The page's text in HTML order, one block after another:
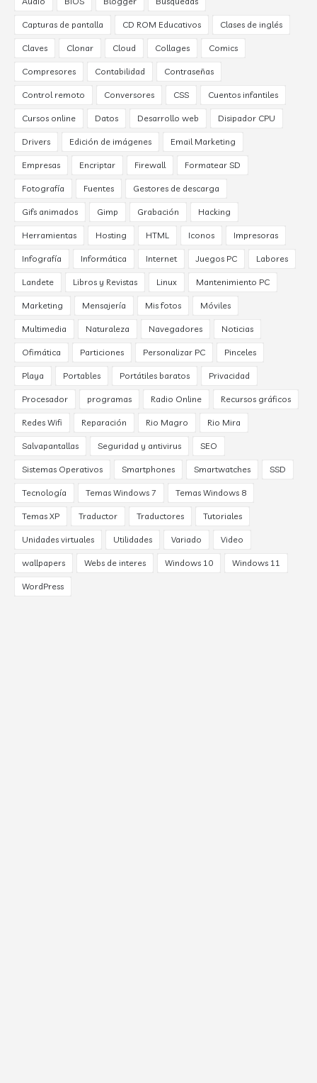
Capturas de pantalla CD ROM Educativos Clases de inglés
Claves Clonar Cloud Collages Comics
Compresores Contabilidad Contraseñas
Control remoto Conversores CSS Cuentos infantiles
Cursos online Datos Desarrollo web Disipador CPU
Drivers Edición de imágenes Email Marketing
Empresas Encriptar Firewall Formatear SD
Fotografía Fuentes Gestores de descarga
Gifs animados Gimp Grabación Hacking
Herramientas Hosting HTML Iconos Impresoras
Infografía Informática Internet Juegos PC Labores
Landete Libros y Revistas Linux Mantenimiento PC
Marketing Mensajería Mis fotos Móviles
Multimedia Naturaleza Navegadores Noticias
Ofimática Particiones Personalizar PC Pinceles
Playa Portables Portátiles baratos Privacidad
Procesador programas Radio Online Recursos gráficos
Redes Wifi Reparación Rio Magro Rio Mira
Salvapantallas Seguridad y antivirus SEO
Sistemas Operativos Smartphones Smartwatches SSD
Tecnología Temas Windows 7 Temas Windows 8
Temas XP Traductor Traductores Tutoriales
Unidades virtuales Utilidades Variado Video
wallpapers Webs de interes Windows 10 Windows 11
WordPress